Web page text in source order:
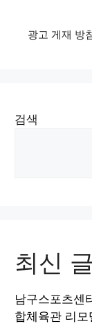
광고 게재 방
검색
최신 글
남구스포츠센
합체육관 리